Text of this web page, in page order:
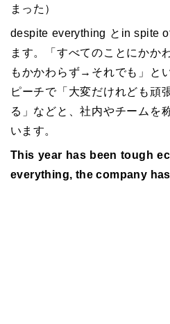
まった）
despite everything とin spite
ます。「すべてのことにかか
もかかわらず→それでも」と
ピーチで「大変だけれども頑
る」などと、社内やチームを
います。
This year has been tough
everything, the company